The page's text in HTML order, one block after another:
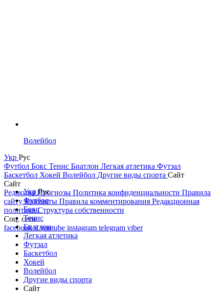
Волейбол
Укр Рус
Футбол Бокс Тенис Биатлон Легкая атлетика Футзал
Баскетбол Хокей Волейбол Другие виды спорта Сайт
Сайт
РедакцияПрогнозы Политика конфиденциальности Правила
сайтуКонтакты Правила комментирования Редакционная
политикаСтруктура собственности
Соц. сети
facebookxyoutube instagram telegram viber
УкрРус
Футбол
Бокс
Тенис
Биатлон
Легкая атлетика
Футзал
Баскетбол
Хокей
Волейбол
Другие виды спорта
Сайт